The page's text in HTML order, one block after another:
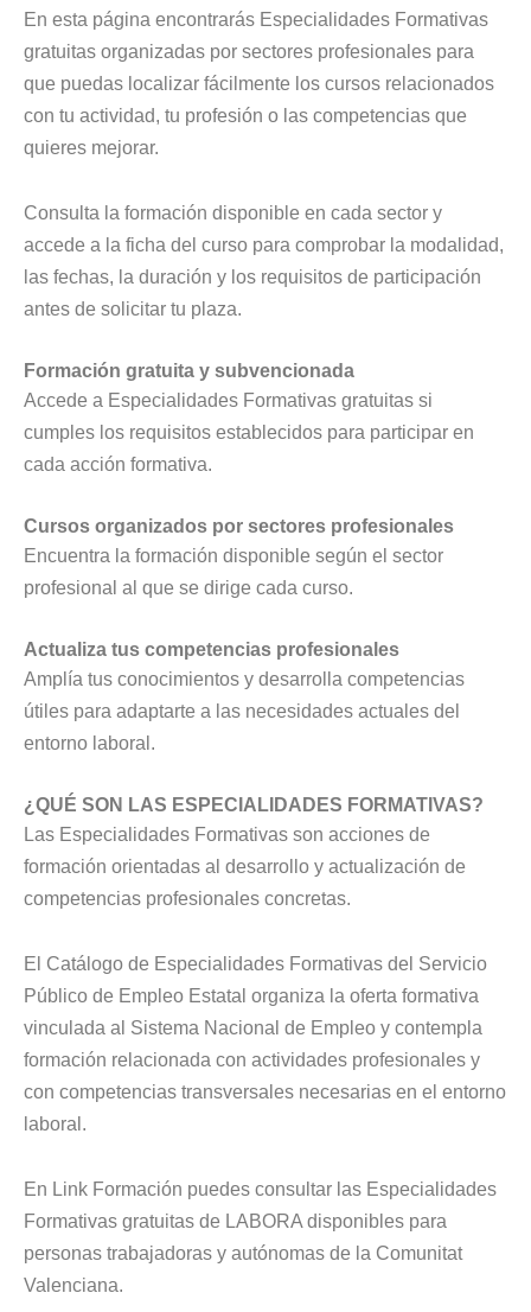
En esta página encontrarás Especialidades Formativas
gratuitas organizadas por sectores profesionales para
que puedas localizar fácilmente los cursos relacionados
con tu actividad, tu profesión o las competencias que
quieres mejorar.
Consulta la formación disponible en cada sector y
accede a la ficha del curso para comprobar la modalidad,
las fechas, la duración y los requisitos de participación
antes de solicitar tu plaza.
Formación gratuita y subvencionada
Accede a Especialidades Formativas gratuitas si
cumples los requisitos establecidos para participar en
cada acción formativa.
Cursos organizados por sectores profesionales
Encuentra la formación disponible según el sector
profesional al que se dirige cada curso.
Actualiza tus competencias profesionales
Amplía tus conocimientos y desarrolla competencias
útiles para adaptarte a las necesidades actuales del
entorno laboral.
¿QUÉ SON LAS ESPECIALIDADES FORMATIVAS?
Las Especialidades Formativas son acciones de
formación orientadas al desarrollo y actualización de
competencias profesionales concretas.
El Catálogo de Especialidades Formativas del Servicio
Público de Empleo Estatal organiza la oferta formativa
vinculada al Sistema Nacional de Empleo y contempla
formación relacionada con actividades profesionales y
con competencias transversales necesarias en el entorno
laboral.
En Link Formación puedes consultar las Especialidades
Formativas gratuitas de LABORA disponibles para
personas trabajadoras y autónomas de la Comunitat
Valenciana.